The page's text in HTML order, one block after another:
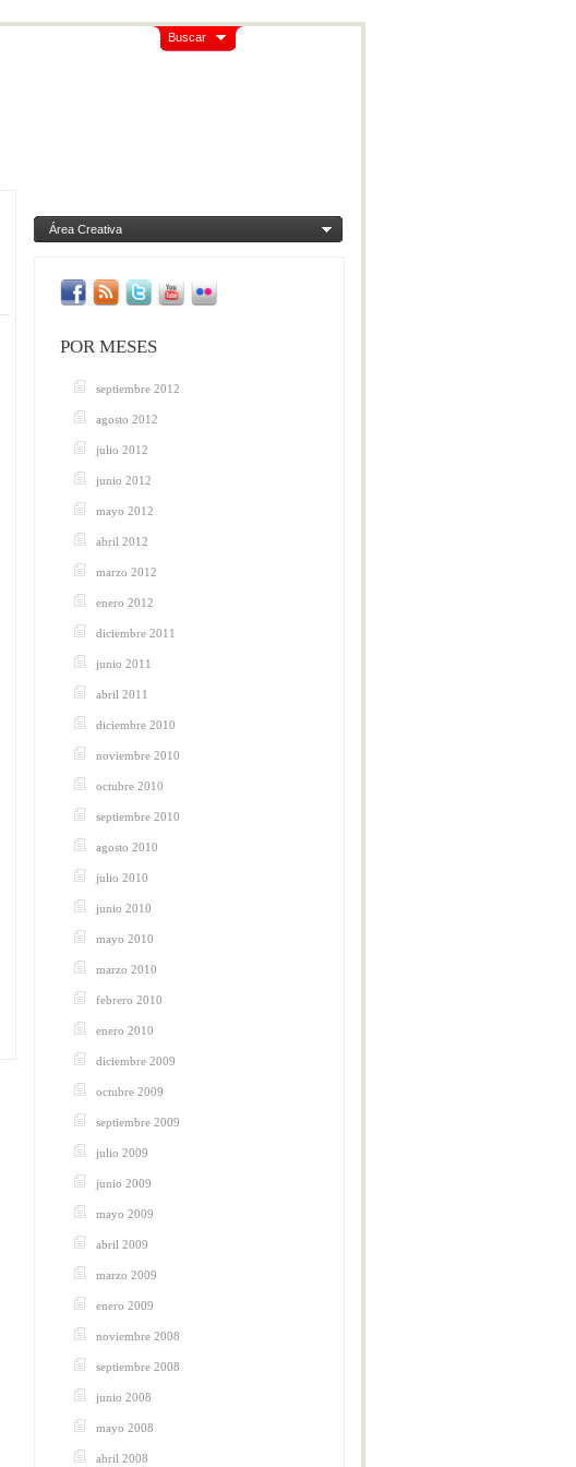
Buscar
Área Creativa
POR MESES
septiembre 2012
agosto 2012
julio 2012
junio 2012
mayo 2012
abril 2012
marzo 2012
enero 2012
diciembre 2011
junio 2011
abril 2011
diciembre 2010
noviembre 2010
octubre 2010
septiembre 2010
agosto 2010
julio 2010
junio 2010
mayo 2010
marzo 2010
febrero 2010
enero 2010
diciembre 2009
octubre 2009
septiembre 2009
julio 2009
junio 2009
mayo 2009
abril 2009
marzo 2009
enero 2009
noviembre 2008
septiembre 2008
junio 2008
mayo 2008
abril 2008